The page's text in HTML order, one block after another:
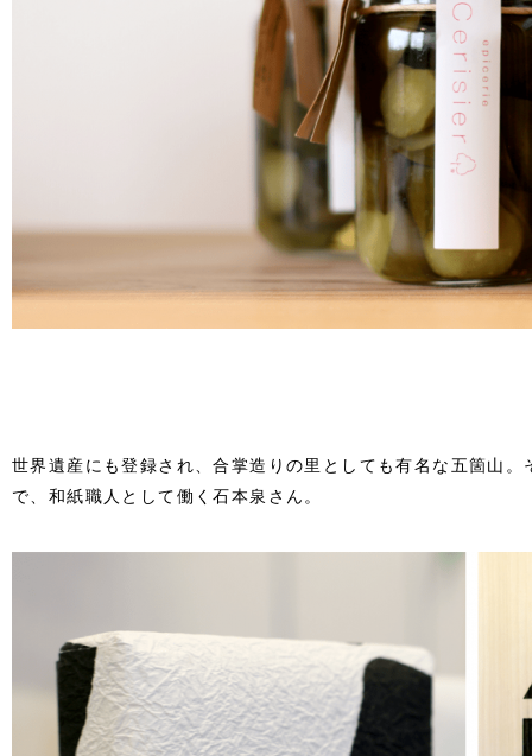
世界遺産にも登録され、合掌造りの里としても有名な五箇山
で、和紙職人として働く石本泉さん。